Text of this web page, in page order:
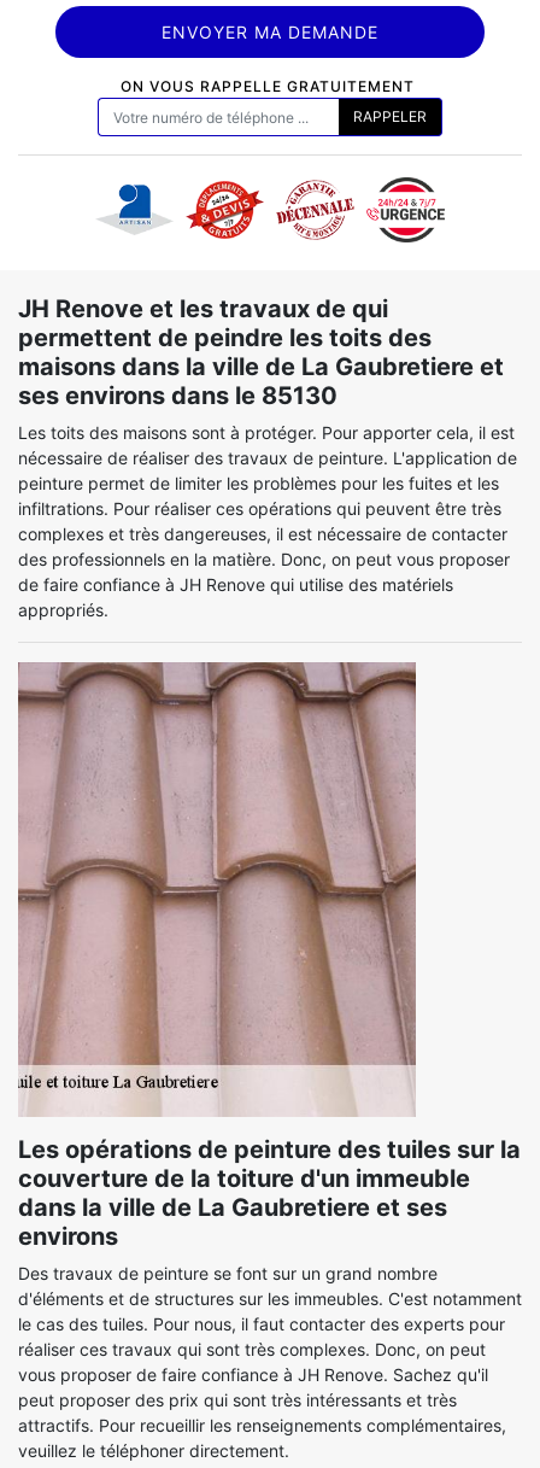
ON VOUS RAPPELLE GRATUITEMENT
JH Renove et les travaux de qui
permettent de peindre les toits des
maisons dans la ville de La Gaubretiere et
ses environs dans le 85130
Les toits des maisons sont à protéger. Pour apporter cela, il est
nécessaire de réaliser des travaux de peinture. L'application de
peinture permet de limiter les problèmes pour les fuites et les
infiltrations. Pour réaliser ces opérations qui peuvent être très
complexes et très dangereuses, il est nécessaire de contacter
des professionnels en la matière. Donc, on peut vous proposer
de faire confiance à JH Renove qui utilise des matériels
appropriés.
Les opérations de peinture des tuiles sur la
couverture de la toiture d'un immeuble
dans la ville de La Gaubretiere et ses
environs
Des travaux de peinture se font sur un grand nombre
d'éléments et de structures sur les immeubles. C'est notamment
le cas des tuiles. Pour nous, il faut contacter des experts pour
réaliser ces travaux qui sont très complexes. Donc, on peut
vous proposer de faire confiance à JH Renove. Sachez qu'il
peut proposer des prix qui sont très intéressants et très
attractifs. Pour recueillir les renseignements complémentaires,
veuillez le téléphoner directement.